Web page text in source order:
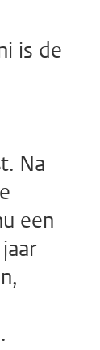
is de
Na
een